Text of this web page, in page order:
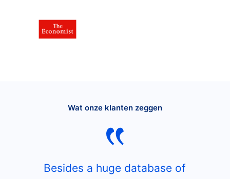
Wat onze klanten zeggen
Besides a huge database of